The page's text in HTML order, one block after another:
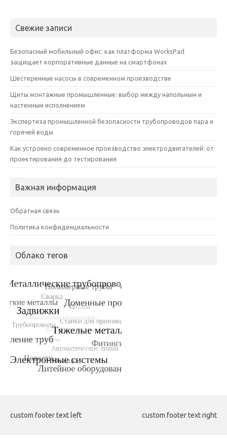
Свежие записи
Безопасный мобильный офис: как платформа WorksPad
защищает корпоративные данные на смартфонах
Шестеренные насосы в современном производстве
Щиты монтажные промышленные: выбор между напольным и
настенным исполнением
Экспертиза промышленной безопасности трубопроводов пара и
горячей воды
Как устроено современное производство электродвигателей: от
проектирования до тестирования
Важная информация
Обратная связь
Политика конфиденциальности
Облако тегов
custom footer text left custom footer text right